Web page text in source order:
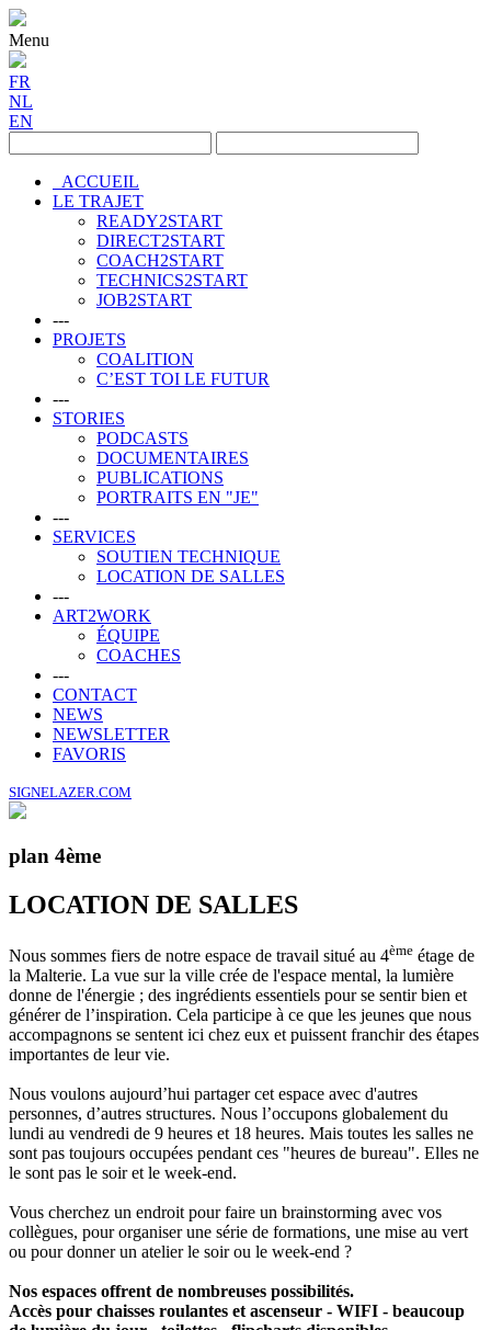
Menu
FR
NL
EN
ACCUEIL
LE TRAJET
READY2START
DIRECT2START
COACH2START
TECHNICS2START
JOB2START
---
PROJETS
COALITION
C’EST TOI LE FUTUR
---
STORIES
PODCASTS
DOCUMENTAIRES
PUBLICATIONS
PORTRAITS EN "JE"
---
SERVICES
SOUTIEN TECHNIQUE
LOCATION DE SALLES
---
ART2WORK
ÉQUIPE
COACHES
---
CONTACT
NEWS
NEWSLETTER
FAVORIS
SIGNELAZER.COM
plan 4ème
LOCATION DE SALLES
Nous sommes fiers de notre espace de travail situé au 4ème étage de
la Malterie. La vue sur la ville crée de l'espace mental, la lumière
donne de l'énergie ; des ingrédients essentiels pour se sentir bien et
générer de l’inspiration. Cela participe à ce que les jeunes que nous
accompagnons se sentent ici chez eux et puissent franchir des étapes
importantes de leur vie.
Nous voulons aujourd’hui partager cet espace avec d'autres
personnes, d’autres structures. Nous l’occupons globalement du
lundi au vendredi de 9 heures et 18 heures. Mais toutes les salles ne
sont pas toujours occupées pendant ces "heures de bureau". Elles ne
le sont pas le soir et le week-end.
Vous cherchez un endroit pour faire un brainstorming avec vos
collègues, pour organiser une série de formations, une mise au vert
ou pour donner un atelier le soir ou le week-end ?
Nos espaces offrent de nombreuses possibilités.
Accès pour chaisses roulantes et ascenseur - WIFI - beaucoup